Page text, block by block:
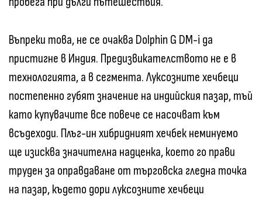
Въпреки това, не се очаква Dolphin G DM-i да
пристигне в Индия. Предизвикателството не е в
технологията, а в сегмента. Луксозните хечбеци
постепенно губят значение на индийския пазар, тъй
като купувачите все повече се насочват към
всъдеходи. Плъг-ин хибридният хечбек неминуемо
ще изисква значителна надценка, което го прави
труден за оправдаване от търговска гледна точка
на пазар, където дори луксозните хечбеци